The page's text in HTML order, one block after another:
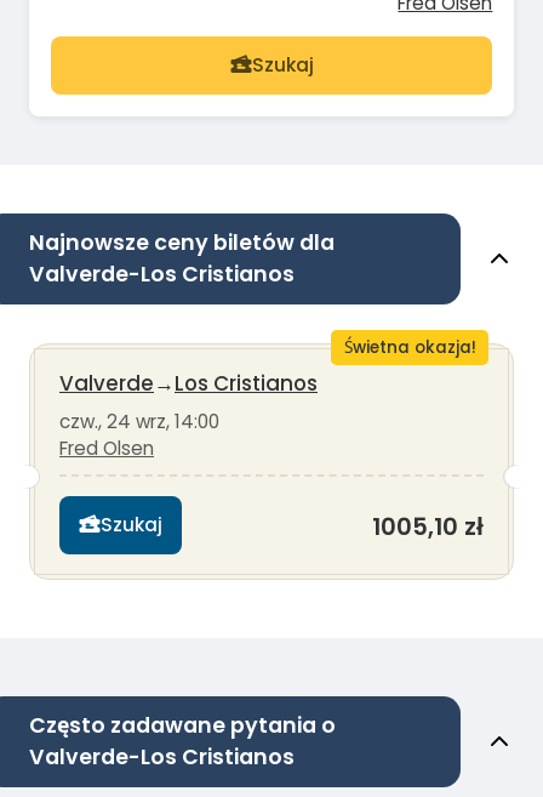
Szukaj
Najnowsze ceny biletów dla
Valverde-Los Cristianos
Świetna okazja!
Valverde→Los Cristianos
czw., 24 wrz, 14:00
Fred Olsen
Szukaj 1005,10 zł
Często zadawane pytania o
Valverde-Los Cristianos